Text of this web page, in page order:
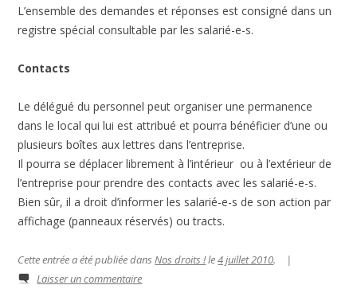
L’ensemble des demandes et réponses est consigné dans un
registre spécial consultable par les salarié-e-s.
Contacts
Le délégué du personnel peut organiser une permanence
dans le local qui lui est attribué et pourra bénéficier d’une ou
plusieurs boîtes aux lettres dans l’entreprise.
Il pourra se déplacer librement à l’intérieur ou à l’extérieur de
l’entreprise pour prendre des contacts avec les salarié-e-s.
Bien sûr, il a droit d’informer les salarié-e-s de son action par
affichage (panneaux réservés) ou tracts.
Cette entrée a été publiée dansNos droits !le4 juillet 2010.
|
Laisser un commentaire